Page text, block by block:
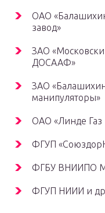
ОАО
завод»
ЗАО
ДОСААФ»
ЗАО
манипуляторы»
ОАО «Линде Газ
ФГУП
ФГБУ ВНИИПО
ФГУП НИИИ и